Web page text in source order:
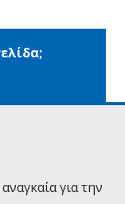
για την